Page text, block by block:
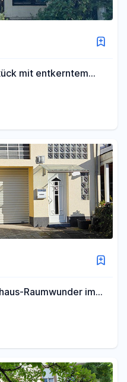
mit entkerntem
zu verkaufen
Raumwunder im